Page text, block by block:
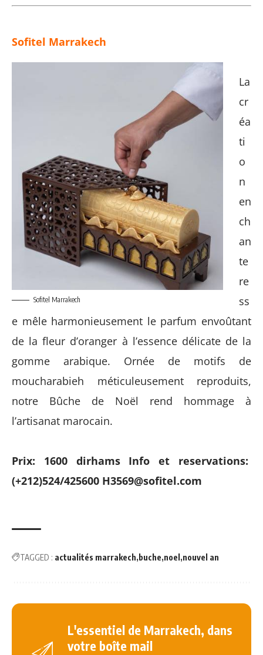
Sofitel Marrakech
Sofitel Marrakech
La
cr
éa
ti
o
n
en
ch
an
te
re
ss
e mêle harmonieusement le parfum envoûtant
de la fleur d’oranger à l’essence délicate de la
gomme arabique. Ornée de motifs de
moucharabieh méticuleusement reproduits,
notre Bûche de Noël rend hommage à
l’artisanat marocain.
Prix: 1600 dirhams Info et reservations:
(+212)524/425600 H3569@sofitel.com
TAGGED : actualités marrakech buche noel nouvel an
L'essentiel de Marrakech, dans
votre boîte mail